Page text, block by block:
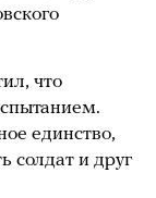
что
единство,
солдат и друг